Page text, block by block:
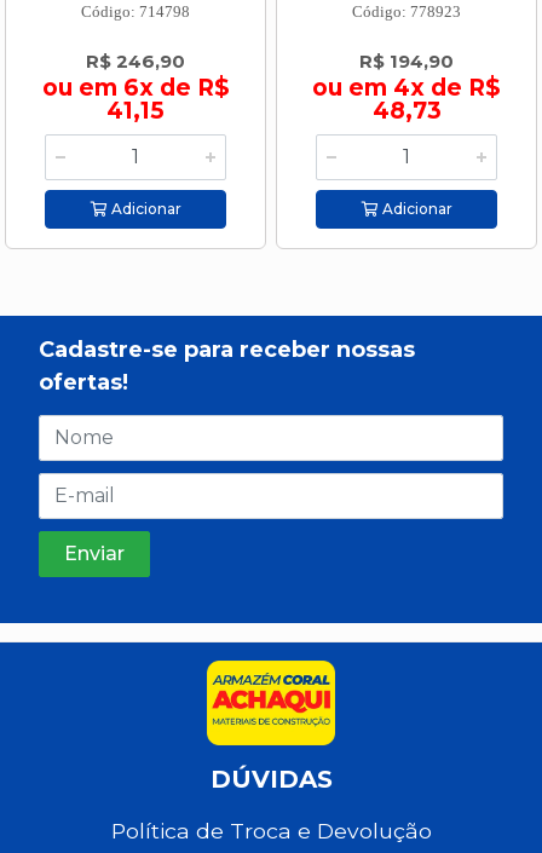
Código: 714798
R$ 246,90
ou em 6x de R$
41,15
Adicionar
Código: 778923
R$ 194,90
ou em 4x de R$
48,73
Adicionar
Cadastre-se para receber nossas
ofertas!
DÚVIDAS
Política de Troca e Devolução